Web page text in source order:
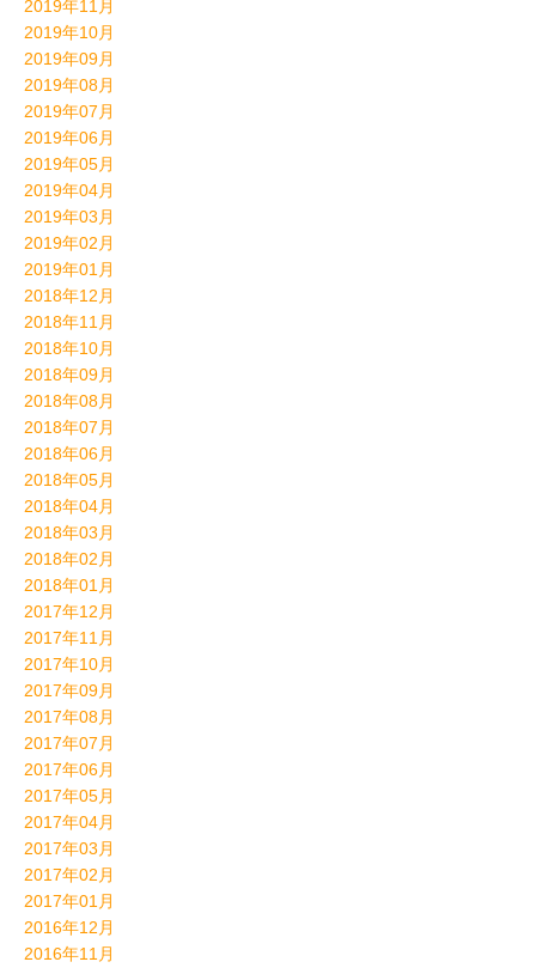
2019年11月
2019年10月
2019年09月
2019年08月
2019年07月
2019年06月
2019年05月
2019年04月
2019年03月
2019年02月
2019年01月
2018年12月
2018年11月
2018年10月
2018年09月
2018年08月
2018年07月
2018年06月
2018年05月
2018年04月
2018年03月
2018年02月
2018年01月
2017年12月
2017年11月
2017年10月
2017年09月
2017年08月
2017年07月
2017年06月
2017年05月
2017年04月
2017年03月
2017年02月
2017年01月
2016年12月
2016年11月